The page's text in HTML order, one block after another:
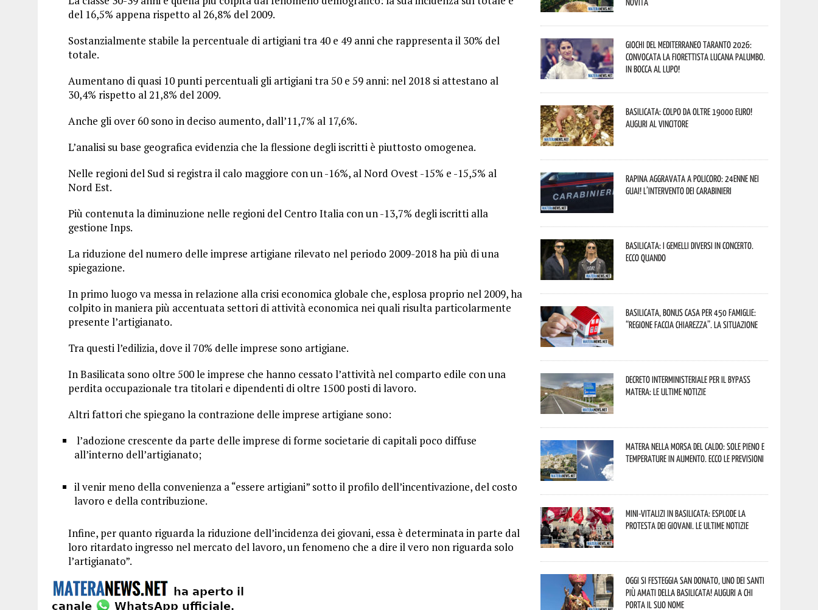
del 16,5% appena rispetto al 26,8% del 2009.
Sostanzialmente stabile la percentuale di artigiani tra 40 e 49 anni che rappresenta il 30% del
totale.
Aumentano di quasi 10 punti percentuali gli artigiani tra 50 e 59 anni: nel 2018 si attestano al
30,4% rispetto al 21,8% del 2009.
Anche gli over 60 sono in deciso aumento, dall’11,7% al 17,6%.
L’analisi su base geografica evidenzia che la flessione degli iscritti è piuttosto omogenea.
Nelle regioni del Sud si registra il calo maggiore con un -16%, al Nord Ovest -15% e -15,5% al
Nord Est.
Più contenuta la diminuzione nelle regioni del Centro Italia con un -13,7% degli iscritti alla
gestione Inps.
La riduzione del numero delle imprese artigiane rilevato nel periodo 2009-2018 ha più di una
spiegazione.
In primo luogo va messa in relazione alla crisi economica globale che, esplosa proprio nel 2009, ha
colpito in maniera più accentuata settori di attività economica nei quali risulta particolarmente
presente l’artigianato.
Tra questi l’edilizia, dove il 70% delle imprese sono artigiane.
In Basilicata sono oltre 500 le imprese che hanno cessato l’attività nel comparto edile con una
perdita occupazionale tra titolari e dipendenti di oltre 1500 posti di lavoro.
Altri fattori che spiegano la contrazione delle imprese artigiane sono:
l’adozione crescente da parte delle imprese di forme societarie di capitali poco diffuse
all’interno dell’artigianato;
il venir meno della convenienza a “essere artigiani” sotto il profilo dell’incentivazione, del costo
lavoro e della contribuzione.
Infine, per quanto riguarda la riduzione dell’incidenza dei giovani, essa è determinata in parte dal
loro ritardato ingresso nel mercato del lavoro, un fenomeno che a dire il vero non riguarda solo
l’artigianato”.
Giochi del Mediterraneo Taranto 2026:
convocata la fiorettista lucana Palumbo.
In bocca al lupo!
Basilicata: colpo da oltre 19000 Euro!
Auguri al vincitore
Rapina aggravata a Policoro: 24enne nei
guai! L’intervento dei Carabinieri
Basilicata: i Gemelli DiVersi in concerto.
Ecco quando
Basilicata, Bonus casa per 450 famiglie:
“Regione faccia chiarezza”. La situazione
Decreto interministeriale per il Bypass
Matera: le ultime notizie
Matera nella morsa del caldo: sole pieno e
temperature in aumento. Ecco le previsioni
Mini-vitalizi in Basilicata: esplode la
protesta dei giovani. Le ultime notizie
Oggi si festeggia San Donato, uno dei Santi
più amati della Basilicata! Auguri a chi
porta il suo nome